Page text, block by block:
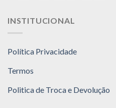
INSTITUCIONAL
Política Privacidade
Termos
Politica de Troca e Devolução